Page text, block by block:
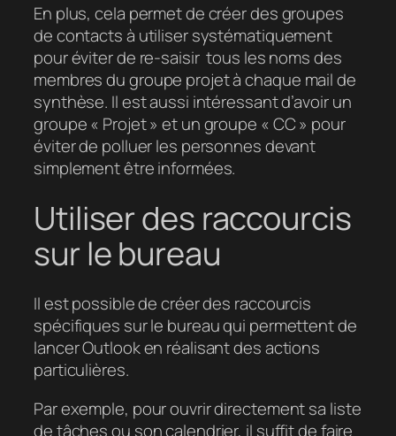
En plus, cela permet de créer des groupes
de contacts à utiliser systématiquement
pour éviter de re-saisir tous les noms des
membres du groupe projet à chaque mail de
synthèse. Il est aussi intéressant d’avoir un
groupe « Projet » et un groupe « CC » pour
éviter de polluer les personnes devant
simplement être informées.
Utiliser des raccourcis
sur le bureau
Il est possible de créer des raccourcis
spécifiques sur le bureau qui permettent de
lancer Outlook en réalisant des actions
particulières.
Par exemple, pour ouvrir directement sa liste
de tâches ou son calendrier, il suffit de faire